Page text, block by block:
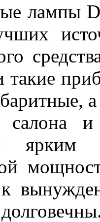
лампы
салона
ярким